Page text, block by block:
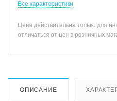
Все характеристики
Цена действительна только для
отличаться от цен в розничных
ОПИСАНИЕ